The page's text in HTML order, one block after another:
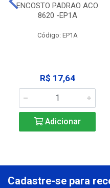
ENCOSTO PADRAO ACO
8620 -EP1A
Código: EP1A
R$ 17,64
Adicionar
Cadastre-se para